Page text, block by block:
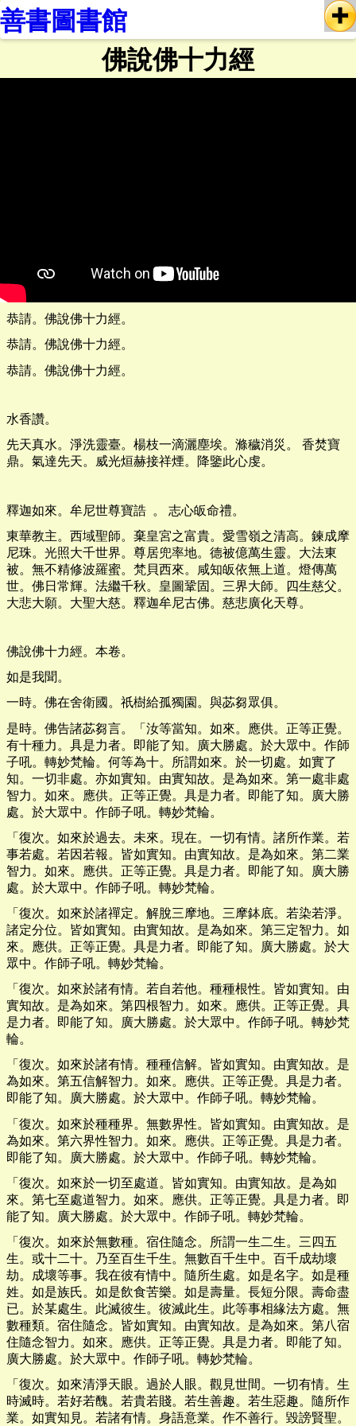
善書圖書館
佛說佛十力經
恭請。佛說佛十力經。
恭請。佛說佛十力經。
恭請。佛說佛十力經。
水香讚。
先天真水。淨洗靈臺。楊枝一滴灑塵埃。滌穢消災。 香焚寶
鼎。氣達先天。威光烜赫接祥煙。降鑒此心虔。
釋迦如來。牟尼世尊寶誥 。 志心皈命禮。
東華教主。西域聖師。棄皇宮之富貴。愛雪嶺之清高。鍊成摩
尼珠。光照大千世界。尊居兜率地。德被億萬生靈。大法東
被。無不精修波羅蜜。梵貝西來。咸知皈依無上道。燈傳萬
世。佛日常輝。法繼千秋。皇圖鞏固。三界大師。四生慈父。
大悲大願。大聖大慈。釋迦牟尼古佛。慈悲廣化天尊。
佛說佛十力經。本卷。
如是我聞。
一時。佛在舍衛國。祇樹給孤獨園。與苾芻眾俱。
是時。佛告諸苾芻言。「汝等當知。如來。應供。正等正覺。
有十種力。具是力者。即能了知。廣大勝處。於大眾中。作師
子吼。轉妙梵輪。何等為十。所謂如來。於一切處。如實了
知。一切非處。亦如實知。由實知故。是為如來。第一處非處
智力。如來。應供。正等正覺。具是力者。即能了知。廣大勝
處。於大眾中。作師子吼。轉妙梵輪。
「復次。如來於過去。未來。現在。一切有情。諸所作業。若
事若處。若因若報。皆如實知。由實知故。是為如來。第二業
智力。如來。應供。正等正覺。具是力者。即能了知。廣大勝
處。於大眾中。作師子吼。轉妙梵輪。
「復次。如來於諸禪定。解脫三摩地。三摩鉢底。若染若淨。
諸定分位。皆如實知。由實知故。是為如來。第三定智力。如
來。應供。正等正覺。具是力者。即能了知。廣大勝處。於大
眾中。作師子吼。轉妙梵輪。
「復次。如來於諸有情。若自若他。種種根性。皆如實知。由
實知故。是為如來。第四根智力。如來。應供。正等正覺。具
是力者。即能了知。廣大勝處。於大眾中。作師子吼。轉妙梵
輪。
「復次。如來於諸有情。種種信解。皆如實知。由實知故。是
為如來。第五信解智力。如來。應供。正等正覺。具是力者。
即能了知。廣大勝處。於大眾中。作師子吼。轉妙梵輪。
「復次。如來於種種界。無數界性。皆如實知。由實知故。是
為如來。第六界性智力。如來。應供。正等正覺。具是力者。
即能了知。廣大勝處。於大眾中。作師子吼。轉妙梵輪。
「復次。如來於一切至處道。皆如實知。由實知故。是為如
來。第七至處道智力。如來。應供。正等正覺。具是力者。即
能了知。廣大勝處。於大眾中。作師子吼。轉妙梵輪。
「復次。如來於無數種。宿住隨念。所謂一生二生。三四五
生。或十二十。乃至百生千生。無數百千生中。百千成劫壞
劫。成壞等事。我在彼有情中。隨所生處。如是名字。如是種
姓。如是族氏。如是飲食苦樂。如是壽量。長短分限。壽命盡
已。於某處生。此滅彼生。彼滅此生。此等事相緣法方處。無
數種類。宿住隨念。皆如實知。由實知故。是為如來。第八宿
住隨念智力。如來。應供。正等正覺。具是力者。即能了知。
廣大勝處。於大眾中。作師子吼。轉妙梵輪。
「復次。如來清淨天眼。過於人眼。觀見世間。一切有情。生
時滅時。若好若醜。若貴若賤。若生善趣。若生惡趣。隨所作
業。如實知見。若諸有情。身語意業。作不善行。毀謗賢聖。